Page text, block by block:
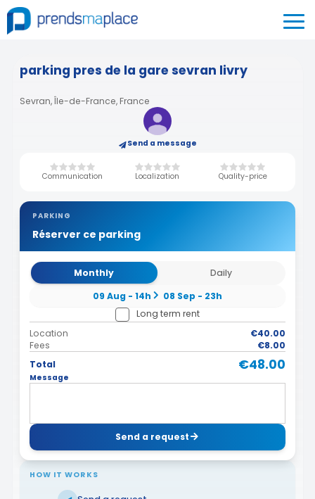
parking pres de la gare sevran livry
Sevran, Île-de-France, France
Send a message
Communication Localization Quality-price
PARKING
Réserver ce parking
Monthly
Daily
09 Aug - 14h
08 Sep - 23h
Long term rent
Location
€40.00
Fees
€8.00
Total
€48.00
Message
Send a request
HOW IT WORKS